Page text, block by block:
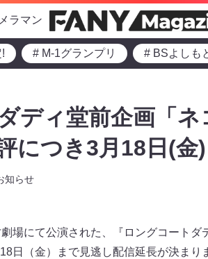
ラマン
# M-1グランプリ # BSよしも
ディ堂前企画「
につき3月18日(金
知らせ
場にて公演された、『ロングコート
日（金）まで見逃し配信延長が決まり